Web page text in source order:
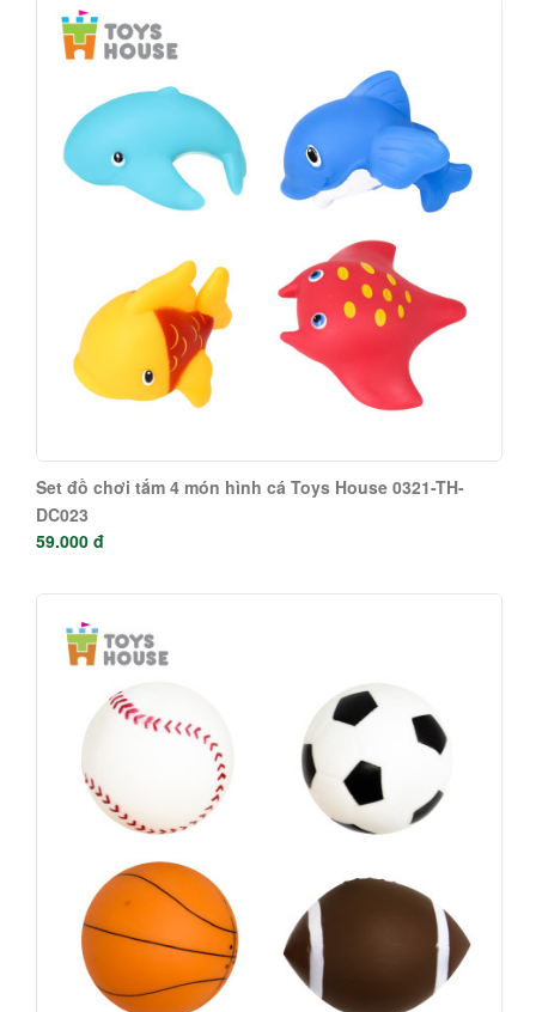
Set đồ chơi tắm 4 món hình cá Toys House 0321-TH-
DC023
59.000 đ